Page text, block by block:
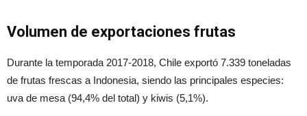
Volumen de exportaciones frutas
Durante la temporada 2017-2018, Chile exportó 7.339 toneladas
de frutas frescas a Indonesia, siendo las principales especies:
uva de mesa (94,4% del total) y kiwis (5,1%).